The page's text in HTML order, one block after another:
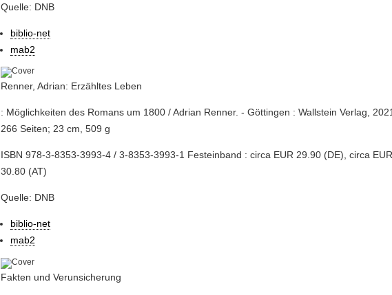
Quelle: DNB
biblio-net
mab2
Renner, Adrian: Erzähltes Leben
: Möglichkeiten des Romans um 1800 / Adrian Renner. - Göttingen : Wallstein Verlag,
266 Seiten; 23 cm, 509 g
ISBN 978-3-8353-3993-4 / 3-8353-3993-1 Festeinband : circa EUR 29.90 (DE), circa EUR
30.80 (AT)
Quelle: DNB
biblio-net
mab2
Fakten und Verunsicherung